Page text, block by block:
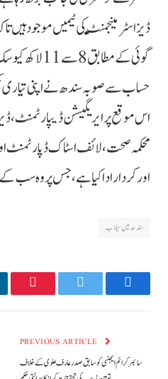
ڈیزاسٹر منیجمنٹ کی ٹیمیں موجود
گوئی کے مطابق
حساب سے صوبہ سندھ نے اپنی تیاری
اس موقع پر ایریگیشن ڈیپارٹمنٹ،
محکمہ صحت، لائف اسٹاک ڈپارٹمنٹ
اور کردار ادا کیا ہے، جس پر وہ سب
سندھ میں سیلاب
Facebook
Twitter
سائبر کرائم ایجنسی کو سابق صدر عارف علوی کے خلاف